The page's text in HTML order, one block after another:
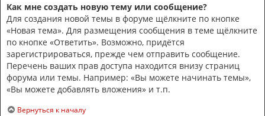
Как мне создать новую тему или сообщение?
Для создания новой темы в форуме щёлкните по кнопке
«Новая тема». Для размещения сообщения в теме щёлкните
по кнопке «Ответить». Возможно, придётся
зарегистрироваться, прежде чем отправить сообщение.
Перечень ваших прав доступа находится внизу страниц
форума или темы. Например: «Вы можете начинать темы»,
«Вы можете добавлять вложения» и т.п.
Вернуться к началу